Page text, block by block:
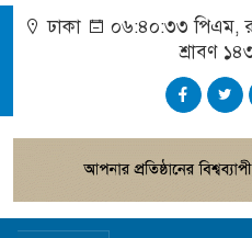
ঢাকা ০৬:৪০:৩৪ পিএম,
শ্রাবণ